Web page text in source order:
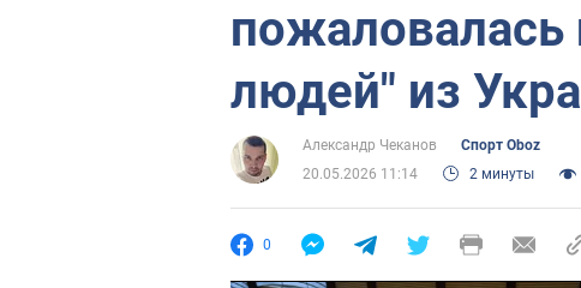
пожаловалась
людей" из
Александр Чеканов
Спорт Oboz
20.05.2026 11:14
2 минуты
0